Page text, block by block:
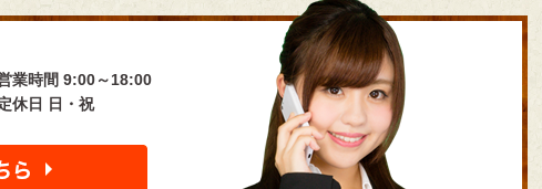
業時間 9:00～18:00
休日 日・祝